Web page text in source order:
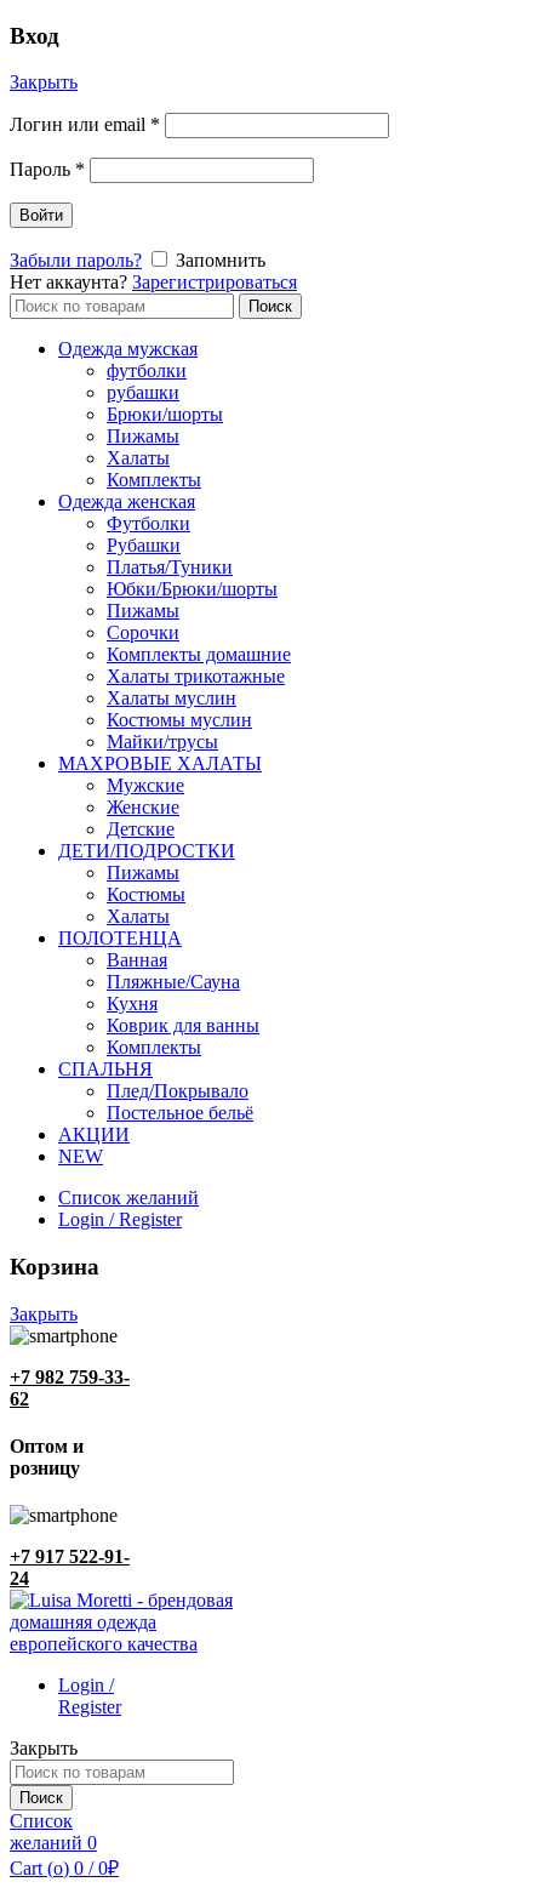
Вход
Закрыть
Логин или email *
Пароль *
Войти
Забыли пароль?
Запомнить
Нет аккаунта? Зарегистрироваться
Поиск
по:
Поиск
Одежда мужская
футболки
рубашки
Брюки/шорты
Пижамы
Халаты
Комплекты
Одежда женская
Футболки
Рубашки
Платья/Туники
Юбки/Брюки/шорты
Пижамы
Сорочки
Комплекты домашние
Халаты трикотажные
Халаты муслин
Костюмы муслин
Майки/трусы
МАХРОВЫЕ ХАЛАТЫ
Мужские
Женские
Детские
ДЕТИ/ПОДРОСТКИ
Пижамы
Костюмы
Халаты
ПОЛОТЕНЦА
Ванная
Пляжные/Сауна
Кухня
Коврик для ванны
Комплекты
СПАЛЬНЯ
Плед/Покрывало
Постельное бельё
АКЦИИ
NEW
Список желаний
Login / Register
Корзина
Закрыть
+7 982 759-33-
62
Оптом и
розницу
+7 917 522-91-
24
Login /
Register
Закрыть
Поиск
по:Поиск
Список
желаний 0
Cart (o) 0 / 0₽